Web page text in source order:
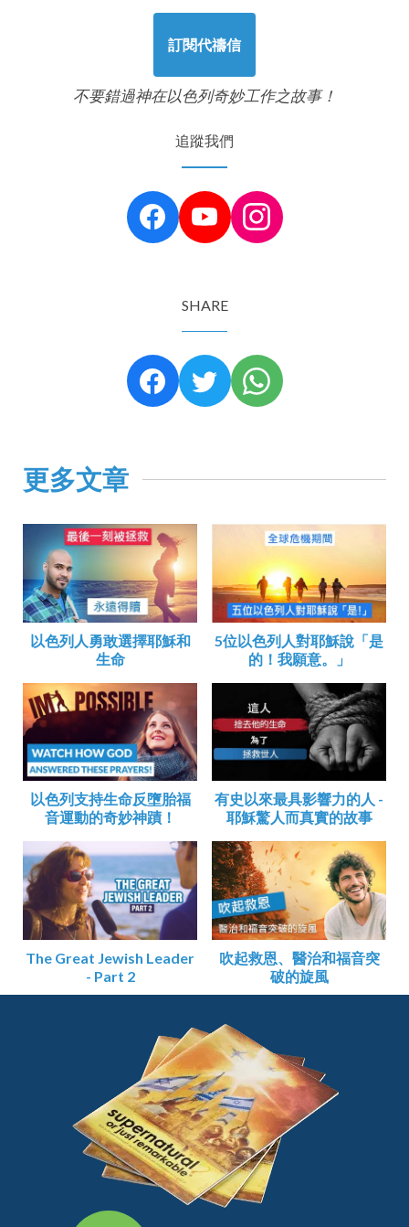
訂閱代禱信
不要錯過神在以色列奇妙工作之故事！
追蹤我們
SHARE
更多文章
以色列人勇敢選擇耶穌和
生命
5位以色列人對耶穌說「是
的！我願意。」
以色列支持生命反墮胎福
音運動的奇妙神蹟！
有史以來最具影響力的人 -
耶穌驚人而真實的故事
The Great Jewish Leader
- Part 2
吹起救恩、醫治和福音突
破的旋風